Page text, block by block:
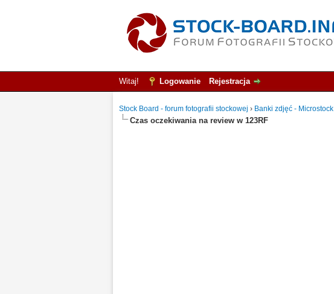
Witaj! Logowanie Rejestracja
Stock Board - forum fotografii stockowej › Banki zdjęć - Microstock
Czas oczekiwania na review w 123RF